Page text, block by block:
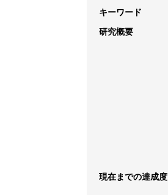
キーワード
研究概要
現在までの達成度